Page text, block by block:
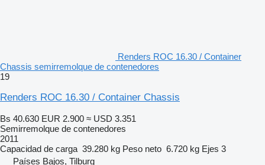
Renders ROC 16.30 / Container
Chassis semirremolque de contenedores
19
Renders ROC 16.30 / Container Chassis
Bs 40.630 EUR 2.900 ≈ USD 3.351
Semirremolque de contenedores
2011
Capacidad de carga 39.280 kg Peso neto 6.720 kg Ejes 3
Países Bajos, Tilburg